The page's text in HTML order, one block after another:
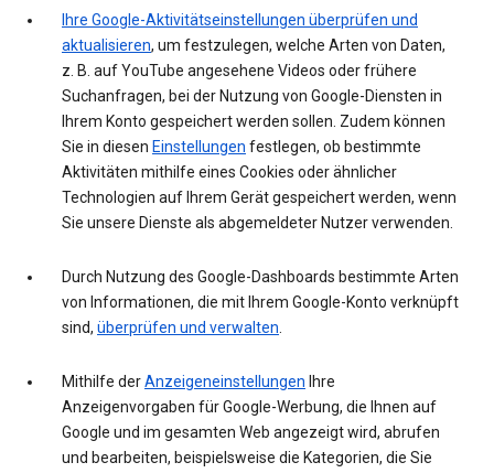
Ihre Google-Aktivitätseinstellungen überprüfen und
aktualisieren, um festzulegen, welche Arten von Daten,
z. B. auf YouTube angesehene Videos oder frühere
Suchanfragen, bei der Nutzung von Google-Diensten in
Ihrem Konto gespeichert werden sollen. Zudem können
Sie in diesen Einstellungen festlegen, ob bestimmte
Aktivitäten mithilfe eines Cookies oder ähnlicher
Technologien auf Ihrem Gerät gespeichert werden, wenn
Sie unsere Dienste als abgemeldeter Nutzer verwenden.
Durch Nutzung des Google-Dashboards bestimmte Arten
von Informationen, die mit Ihrem Google-Konto verknüpft
sind, überprüfen und verwalten.
Mithilfe derAnzeigeneinstellungen Ihre
Anzeigenvorgaben für Google-Werbung, die Ihnen auf
Google und im gesamten Web angezeigt wird, abrufen
und bearbeiten, beispielsweise die Kategorien, die Sie